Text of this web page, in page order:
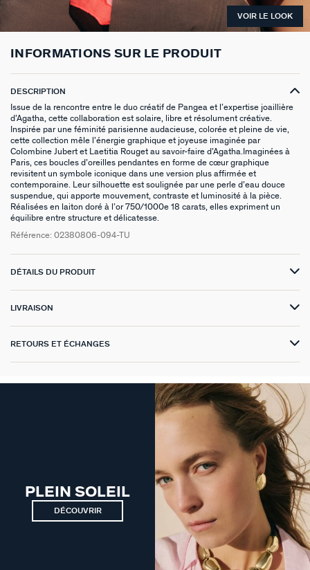
BOUCLES D'OREILLES PUCES
BOUCLES D'OREILLES À L'UNITÉ
BOUCLES D'OREILLES CLIPS
SET DE 3
BOUCLES D'OREILLES ARGENTÉES
BOUCLES D'OREILLES DORÉES
EARCUFFS
SAUTOIRS
PENDENTIFS
COLLIERS DORÉS
COLLIERS ARGENTÉS
COLLIERS À COMPOSER
BRACELETS SOUPLES
MANCHETTES
BRACELETS À COMPOSER
MONTRES
CHAÎNES DE CHEVILLE
BRACELETS DORÉS
BRACELETS ARGENTÉS
BAGUES ARGENTÉES
CHEVALIÈRES
BAGUES À ACCUMULER
PIERRES NATURELLES
ZODIAQUE
PAMPILLES CRÉOLES
BOUCLES D'OREILLES COMPATIBLES
BRACELETS COMPATIBLES
COLLIERS COMPATIBLES
NOS LOOKS
PIERCINGS EAR CUFF
PIERCING HÉLIX & TRAGUS
PIERCINGS DORÉS
PIERCINGS ARGENTÉS
NOS LOOKS
CADEAUX À MOINS DE 30€
CADEAUX À MOINS DE 50€
CADEAUX À MOINS DE 100€
BIJOUX À COMPOSER
BRELOQUES ZODIAQUES
CADEAUX EN ARGENT VÉRITABLE
CADEAUX EN ACIER INOXYDABLE
FOULARDS
CEINTURES
PORTE CLÉS
ARGENT SIGNATURE
MADELEINE
TALISMANS
SACRE COEUR
CANDY
SAINT HONORÉ
GÉNÉRATION AGATHA
NOTRE GUIDE PERÇAGE
MY AGATHA CLUB
NOUS REJOINDRE
NOUS CONTACTER
FAQ
DANS LA PRESSE
VOIR LE LOOK
INFORMATIONS SUR LE PRODUIT
DESCRIPTION
Issue de la rencontre entre le duo créatif de Pangea et l’expertise joaillière
d’Agatha, cette collaboration est solaire, libre et résolument créative.
Inspirée par une féminité parisienne audacieuse, colorée et pleine de vie,
cette collection mêle l’énergie graphique et joyeuse imaginée par
Colombine Jubert et Laetitia Rouget au savoir-faire d’Agatha.Imaginées à
Paris, ces boucles d’oreilles pendantes en forme de cœur graphique
revisitent un symbole iconique dans une version plus affirmée et
contemporaine. Leur silhouette est soulignée par une perle d’eau douce
suspendue, qui apporte mouvement, contraste et luminosité à la pièce.
Réalisées en laiton doré à l’or 750/1000e 18 carats, elles expriment un
équilibre entre structure et délicatesse.
Référence: 02380806-094-TU
DÉTAILS DU PRODUIT
LIVRAISON
RETOURS ET ÉCHANGES
PLEIN SOLEIL
DÉCOUVRIR